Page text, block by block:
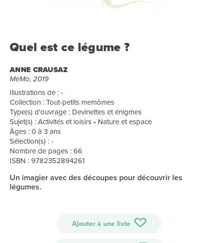
Quel est ce légume ?
ANNE CRAUSAZ
MeMo, 2019
Illustrations de : -
Collection : Tout-petits memômes
Type(s) d'ouvrage : Devinettes et énigmes
Sujet(s) : Activités et loisirs • Nature et espace
Âges : 0 à 3 ans
Sélection(s) : -
Nombre de pages : 66
ISBN : 9782352894261
Un imagier avec des découpes pour découvrir les
légumes.
Ajouter à une liste